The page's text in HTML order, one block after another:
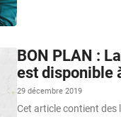
BON PLAN :
est disponible
29 décembre 2019
Cet article contient des